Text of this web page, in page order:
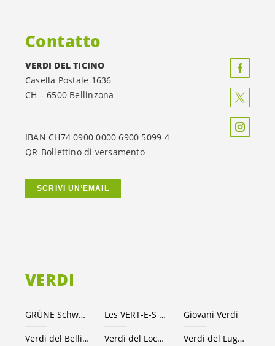
VERDI
GRÜNE Schweiz Les VERT-E-S suisses Giovani Verdi
Verdi del Bellinzonese e valli Verdi del Locarnese Verdi del Luganese
Contatto
VERDI DEL TICINO
Casella Postale 1636
CH – 6500 Bellinzona
IBAN CH74 0900 0000 6900 5099 4
QR-Bollettino di versamento
SCRIVI UN’EMAIL